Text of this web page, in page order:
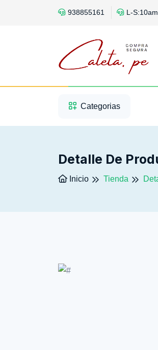
938855161 L-
Categorias
Detalle De
Inicio Tienda